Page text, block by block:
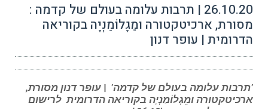
26.10.20 | תרבות עלומה בעולם של קדמה :
מסורת, ארכיטקטורה ומֵגָלוֹמַנְיָה בקוריאה
הדרומית | עופר דנון
'תרבות עלומה בעולם של קדמה' | עופר דנון מסורת,
ארכיטקטורה ומֵגָלוֹמַנְיָה בקוריאה הדרומית לרישום